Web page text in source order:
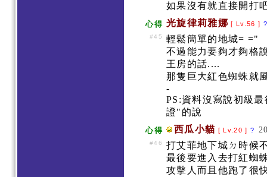
如果沒有就直接開打
心得 光旋律莉雅娜 [ Lv.56 ]
#45
輕鬆簡單的地城= ="
不過能力要夠才夠格
王房的話....
那隻巨大紅色蜘蛛就
-
PS:資料沒寫說初級
證"的說
心得 西瓜小貓 [ Lv.20 ]?
#46
打艾菲地下城ㄉ時候
最後要進入去打紅蜘
攻擊人而且他跑了很